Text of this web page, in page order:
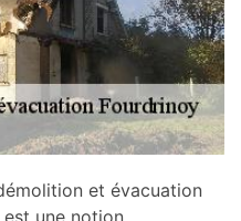
et évacuation
une notion